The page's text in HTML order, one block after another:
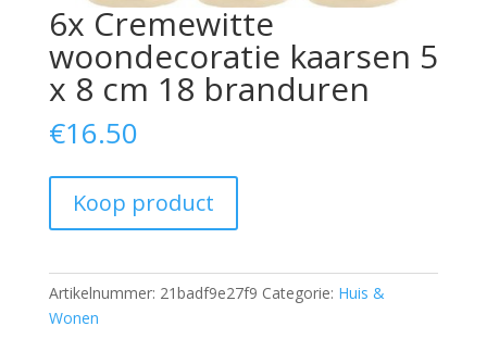
6x Cremewitte
woondecoratie kaarsen 5
x 8 cm 18 branduren
€16.50
Koop product
Artikelnummer: 21badf9e27f9 Categorie: Huis &
Wonen